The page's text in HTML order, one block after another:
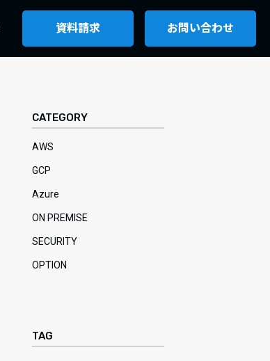
資料請求 お問い合わせ
CATEGORY
AWS
GCP
Azure
ON PREMISE
SECURITY
OPTION
TAG